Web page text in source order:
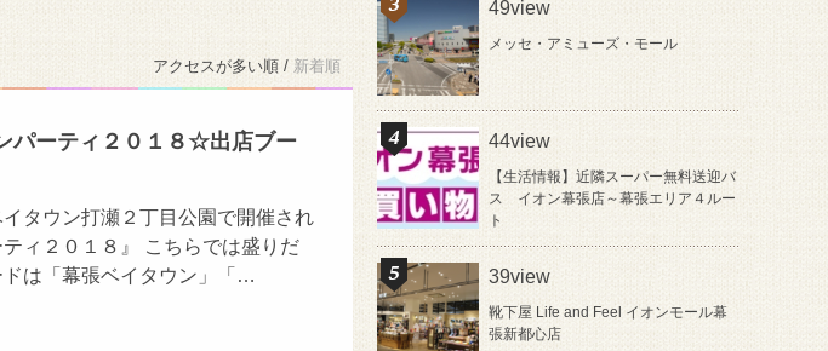
アクセスが多い順 / 新着順
パーティ２０１８☆出店ブー
タウン打瀬２丁目公園で開催され
ィ２０１８』 こちらでは盛りだ
ドは「幕張ベイタウン」「…
49view
メッセ・アミューズ・モール
44view
【生活情報】近隣スーパー無料送迎バ
ス イオン幕張店～幕張エリア４ルー
ト
39view
靴下屋 Life and Feel イオンモール幕
張新都心店